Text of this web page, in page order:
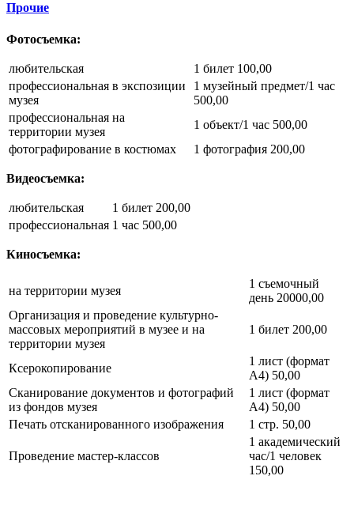
Прочие
Фотосъемка:
любительская
1 билет 100,00
профессиональная в экспозиции
музея
1 музейный предмет/1 час
500,00
профессиональная на
территории музея
1 объект/1 час 500,00
фотографирование в костюмах
1 фотография 200,00
Видеосъемка:
любительская
1 билет 200,00
профессиональная 1 час 500,00
Киносъемка:
на территории музея
1 съемочный
день 20000,00
Организация и проведение культурно-
массовых мероприятий в музее и на
территории музея
1 билет 200,00
Ксерокопирование
1 лист (формат
А4) 50,00
Сканирование документов и фотографий
из фондов музея
1 лист (формат
А4) 50,00
Печать отсканированного изображения
1 стр. 50,00
Проведение мастер-классов
1 академический
час/1 человек
150,00